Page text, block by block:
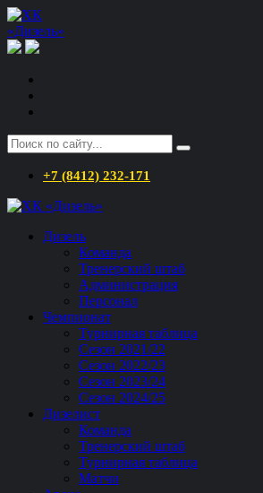
+7 (8412) 232-171
Дизель
Команда
Тренерский штаб
Администрация
Персонал
Чемпионат
Турнирная таблица
Сезон 2021/22
Сезон 2022/23
Сезон 2023/24
Сезон 2024/25
Дизелист
Команда
Тренерский штаб
Турнирная таблица
Матчи